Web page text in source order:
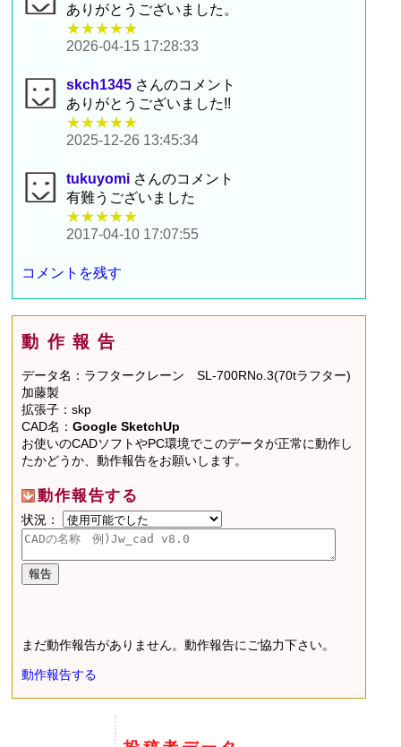
ありがとうございました。
★★★★★
2026-04-15 17:28:33
skch1345 さんのコメント
ありがとうございました!!
★★★★★
2025-12-26 13:45:34
tukuyomi さんのコメント
有難うございました
★★★★★
2017-04-10 17:07:55
コメントを残す
動作報告
データ名：ラフタークレーン SL-700RNo.3(70tラフター)
加藤製
拡張子：skp
CAD名：Google SketchUp
お使いのCADソフトやPC環境でこのデータが正常に動作し
たかどうか、動作報告をお願いします。
動作報告する
状況：
まだ動作報告がありません。動作報告にご協力下さい。
動作報告する